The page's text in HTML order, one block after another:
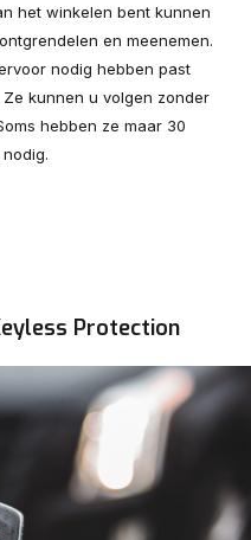
het winkelen bent kunnen
en meenemen.
nodig hebben past
kunnen u volgen zonder
hebben ze maar 30
Protection